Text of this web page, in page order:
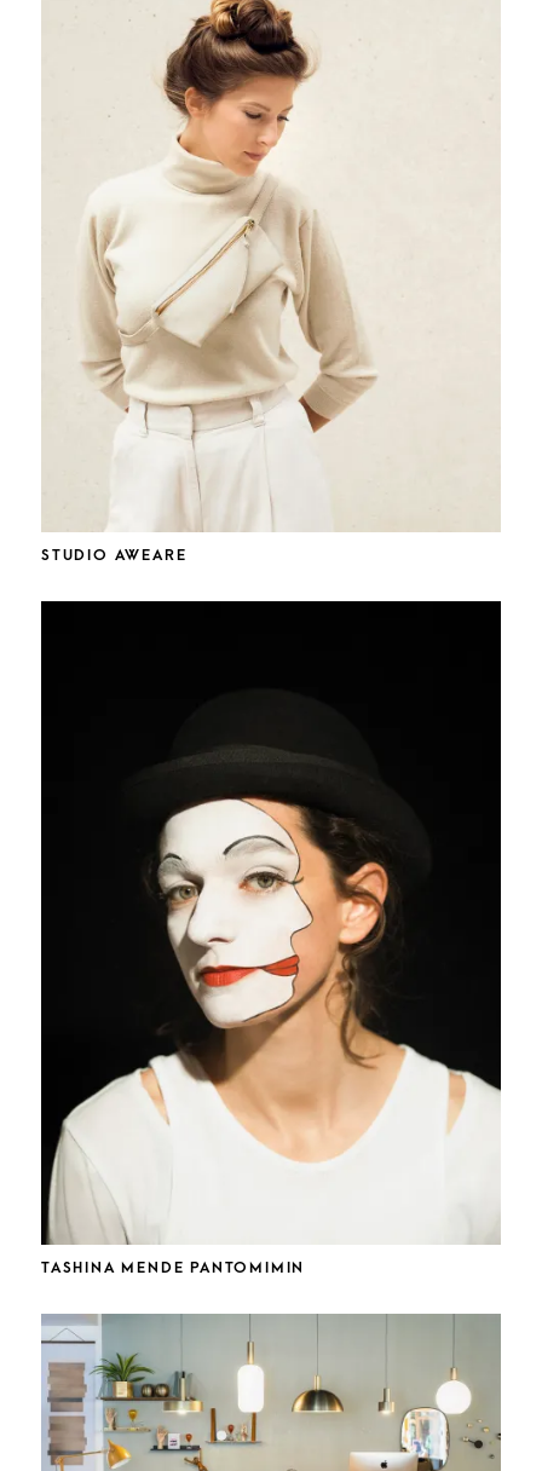
STUDIO AWEARE
TASHINA MENDE PANTOMIMIN